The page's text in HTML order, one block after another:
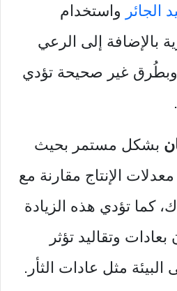
الجائر واستخدام
بالإضافة إلى الرعي
غير صحيحة تؤدي
بشكل مستمر بحيث
الإنتاج مقارنة مع
كما تؤدي هذه الزيادة
وتقاليد تؤثر
مثل عادات الثأر.